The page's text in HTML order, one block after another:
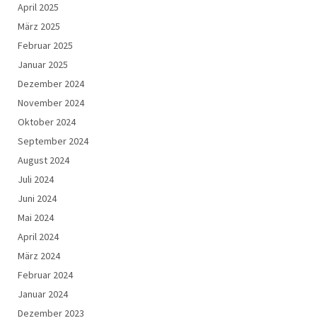
April 2025
März 2025
Februar 2025
Januar 2025
Dezember 2024
November 2024
Oktober 2024
September 2024
August 2024
Juli 2024
Juni 2024
Mai 2024
April 2024
März 2024
Februar 2024
Januar 2024
Dezember 2023